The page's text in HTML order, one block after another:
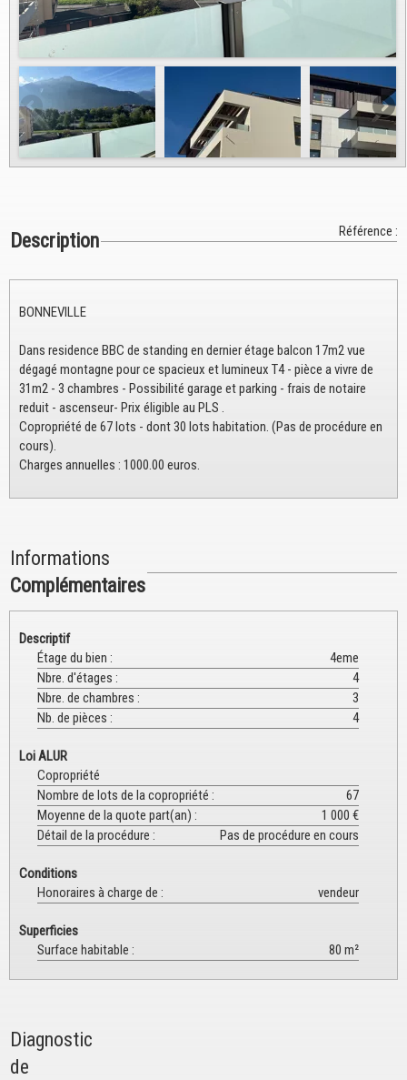
Description
BONNEVILLE
Dans residence BBC de standing en dernier étage balcon 17m2 vue
dégagé montagne pour ce spacieux et lumineux T4 - pièce a vivre de
31m2 - 3 chambres - Possibilité garage et parking - frais de notaire
reduit - ascenseur- Prix éligible au PLS .
Copropriété de 67 lots - dont 30 lots habitation. (Pas de procédure en
cours).
Charges annuelles : 1000.00 euros.
Référence :
Informations
Complémentaires
Descriptif
Étage du bien :
4eme
Nbre. d'étages :
4
Nbre. de chambres :
3
Nb. de pièces : 4
Loi ALUR
Copropriété
Nombre de lots de la copropriété :
67
Moyenne de la quote part(an) :
1 000 €
Détail de la procédure : Pas de procédure en cours
Conditions
Honoraires à charge de : vendeur
Superficies
Surface habitable : 80 m²
Diagnostic
de